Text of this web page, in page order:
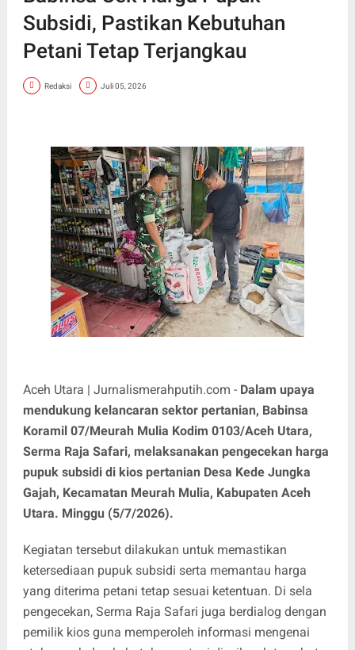
Subsidi, Pastikan Kebutuhan
Petani Tetap Terjangkau
Redaksi Juli 05, 2026
Aceh Utara | Jurnalismerahputih.com - Dalam upaya
mendukung kelancaran sektor pertanian, Babinsa
Koramil 07/Meurah Mulia Kodim 0103/Aceh Utara,
Serma Raja Safari, melaksanakan pengecekan harga
pupuk subsidi di kios pertanian Desa Kede Jungka
Gajah, Kecamatan Meurah Mulia, Kabupaten Aceh
Utara. Minggu (5/7/2026).
Kegiatan tersebut dilakukan untuk memastikan
ketersediaan pupuk subsidi serta memantau harga
yang diterima petani tetap sesuai ketentuan. Di sela
pengecekan, Serma Raja Safari juga berdialog dengan
pemilik kios guna memperoleh informasi mengenai